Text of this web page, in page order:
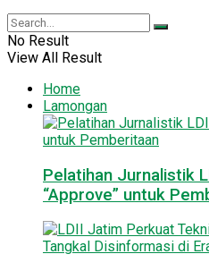
No Result
View All Result
Home
Lamongan
Pelatihan Jurnalistik
“Approve” untuk